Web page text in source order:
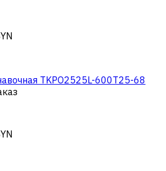
TKPO2525L-600T25-68